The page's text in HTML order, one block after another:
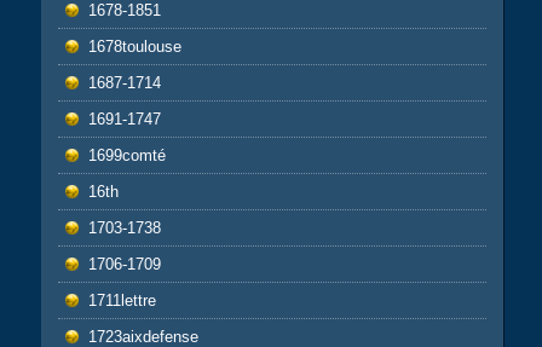
1678-1851
1678toulouse
1687-1714
1691-1747
1699comté
16th
1703-1738
1706-1709
1711lettre
1723aixdefense